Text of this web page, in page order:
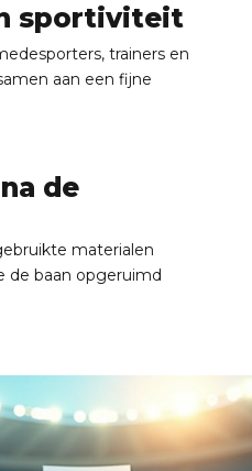
sportiviteit
trainers en
aan een fijne
de
materialen
de baan opgeruimd